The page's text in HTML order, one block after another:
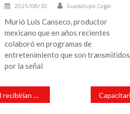
2025/08/30 Guadalupe Cagal
Murió Luis Canseco, productor
mexicano que en años recientes
colaboró en programas de
entretenimiento que son transmitidos
por la señal
pensión